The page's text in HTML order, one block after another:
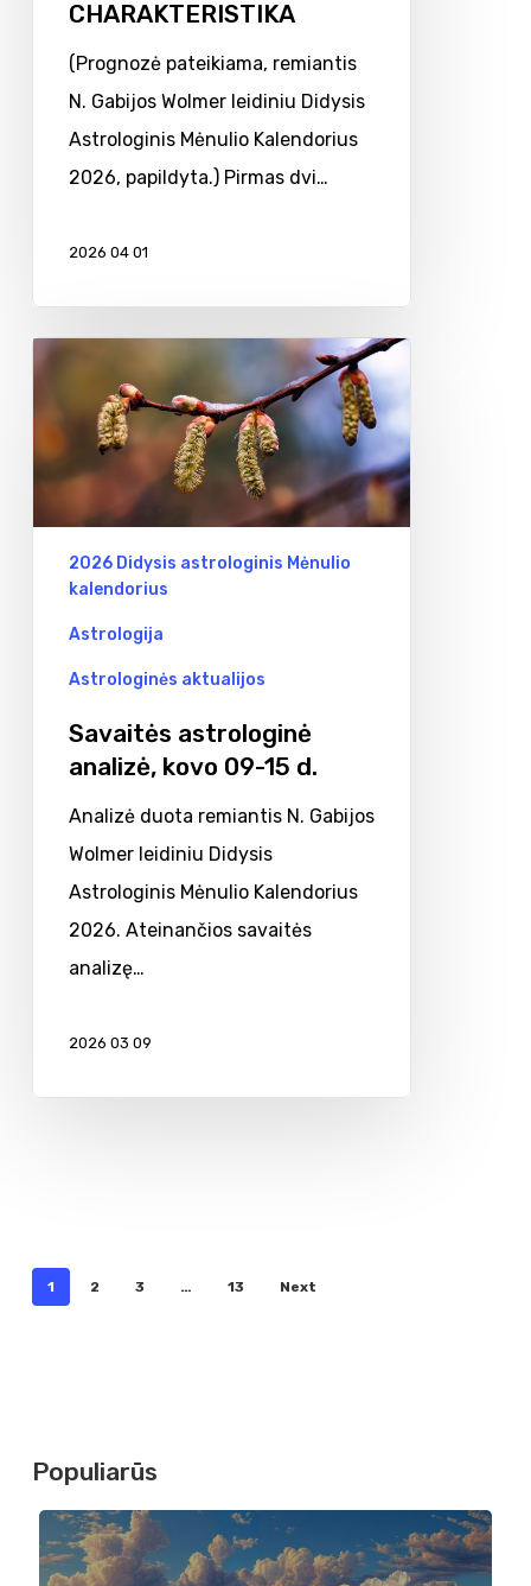
CHARAKTERISTIKA
(Prognozė pateikiama, remiantis
N. Gabijos Wolmer leidiniu Didysis
Astrologinis Mėnulio Kalendorius
2026, papildyta.) Pirmas dvi…
2026 04 01
Savaitės
astrologinė
analizė,
kovo
2026 Didysis astrologinis Mėnulio
kalendorius
Astrologija
Astrologinės aktualijos
Savaitės astrologinė
analizė, kovo 09-15 d.
Analizė duota remiantis N. Gabijos
Wolmer leidiniu Didysis
Astrologinis Mėnulio Kalendorius
2026. Ateinančios savaitės
analizę…
2026 03 09
1 2 3 … 13 Next
Populiarūs